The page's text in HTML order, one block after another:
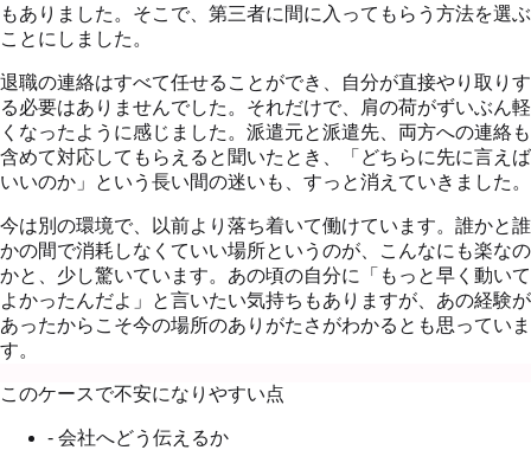
もありました。そこで、第三者に間に入ってもらう方法を選ぶ
ことにしました。
退職の連絡はすべて任せることができ、自分が直接やり取りす
る必要はありませんでした。それだけで、肩の荷がずいぶん軽
くなったように感じました。派遣元と派遣先、両方への連絡も
含めて対応してもらえると聞いたとき、「どちらに先に言えば
いいのか」という長い間の迷いも、すっと消えていきました。
今は別の環境で、以前より落ち着いて働けています。誰かと誰
かの間で消耗しなくていい場所というのが、こんなにも楽なの
かと、少し驚いています。あの頃の自分に「もっと早く動いて
よかったんだよ」と言いたい気持ちもありますが、あの経験が
あったからこそ今の場所のありがたさがわかるとも思っていま
す。
このケースで不安になりやすい点
- 会社へどう伝えるか